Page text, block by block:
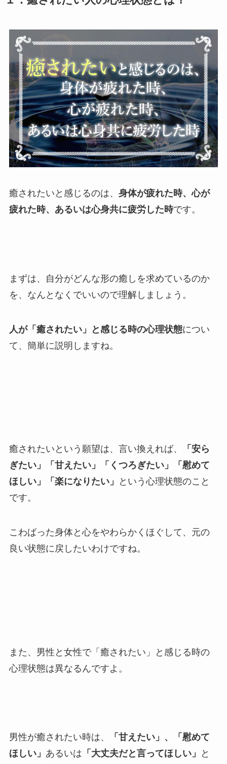
癒されたいと感じるのは、 身体が疲れた時、心が
疲れた時、あるいは心身共に疲労した時です。
まずは、自分がどんな形の癒しを求めているのか
を、なんとなくでいいので理解しましょう。
人が「癒されたい」と感じる時の心理状態につい
て、簡単に説明しますね。
癒されたいという願望は、言い換えれば、
「安ら
ぎたい」「甘えたい」「くつろぎたい」「慰めて
ほしい」「楽になりたい」
という心理状態のこと
です。
こわばった身体と心をやわらかくほぐして、元の
良い状態に戻したいわけですね。
また、男性と女性で「癒されたい」と感じる時の
心理状態は異なるんですよ。
男性が癒されたい時は、
「甘えたい」、「慰めて
ほしい」 あるいは 「大丈夫だと言ってほしい」
と